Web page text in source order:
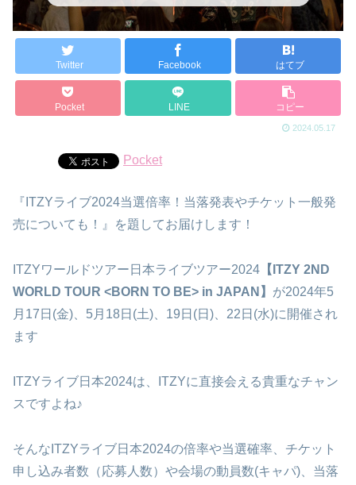
Twitter Facebook はてブ
Pocket LINE コピー
2024.05.17
Pocket
『ITZYライブ2024当選倍率！当落発表やチケット一般発
売についても！』を題してお届けします！
ITZYワールドツアー日本ライブツアー2024 【ITZY 2ND
WORLD TOUR <BORN TO BE> in JAPAN】 が2024年5
月17日(金)、5月18日(土)、19日(日)、22日(水)に開催され
ます
ITZYライブ日本2024は、ITZYに直接会える貴重なチャン
スですよね♪
そんなITZYライブ日本2024の倍率や当選確率、チケット
申し込み者数（応募人数）や会場の動員数(キャパ)、当落